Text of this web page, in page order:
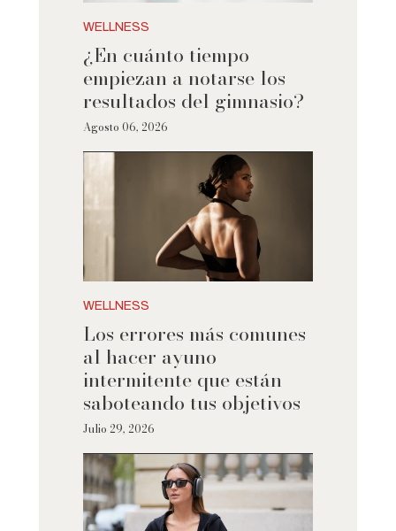
WELLNESS
¿En cuánto tiempo
empiezan a notarse los
resultados del gimnasio?
Agosto 06, 2026
WELLNESS
Los errores más comunes
al hacer ayuno
intermitente que están
saboteando tus objetivos
Julio 29, 2026